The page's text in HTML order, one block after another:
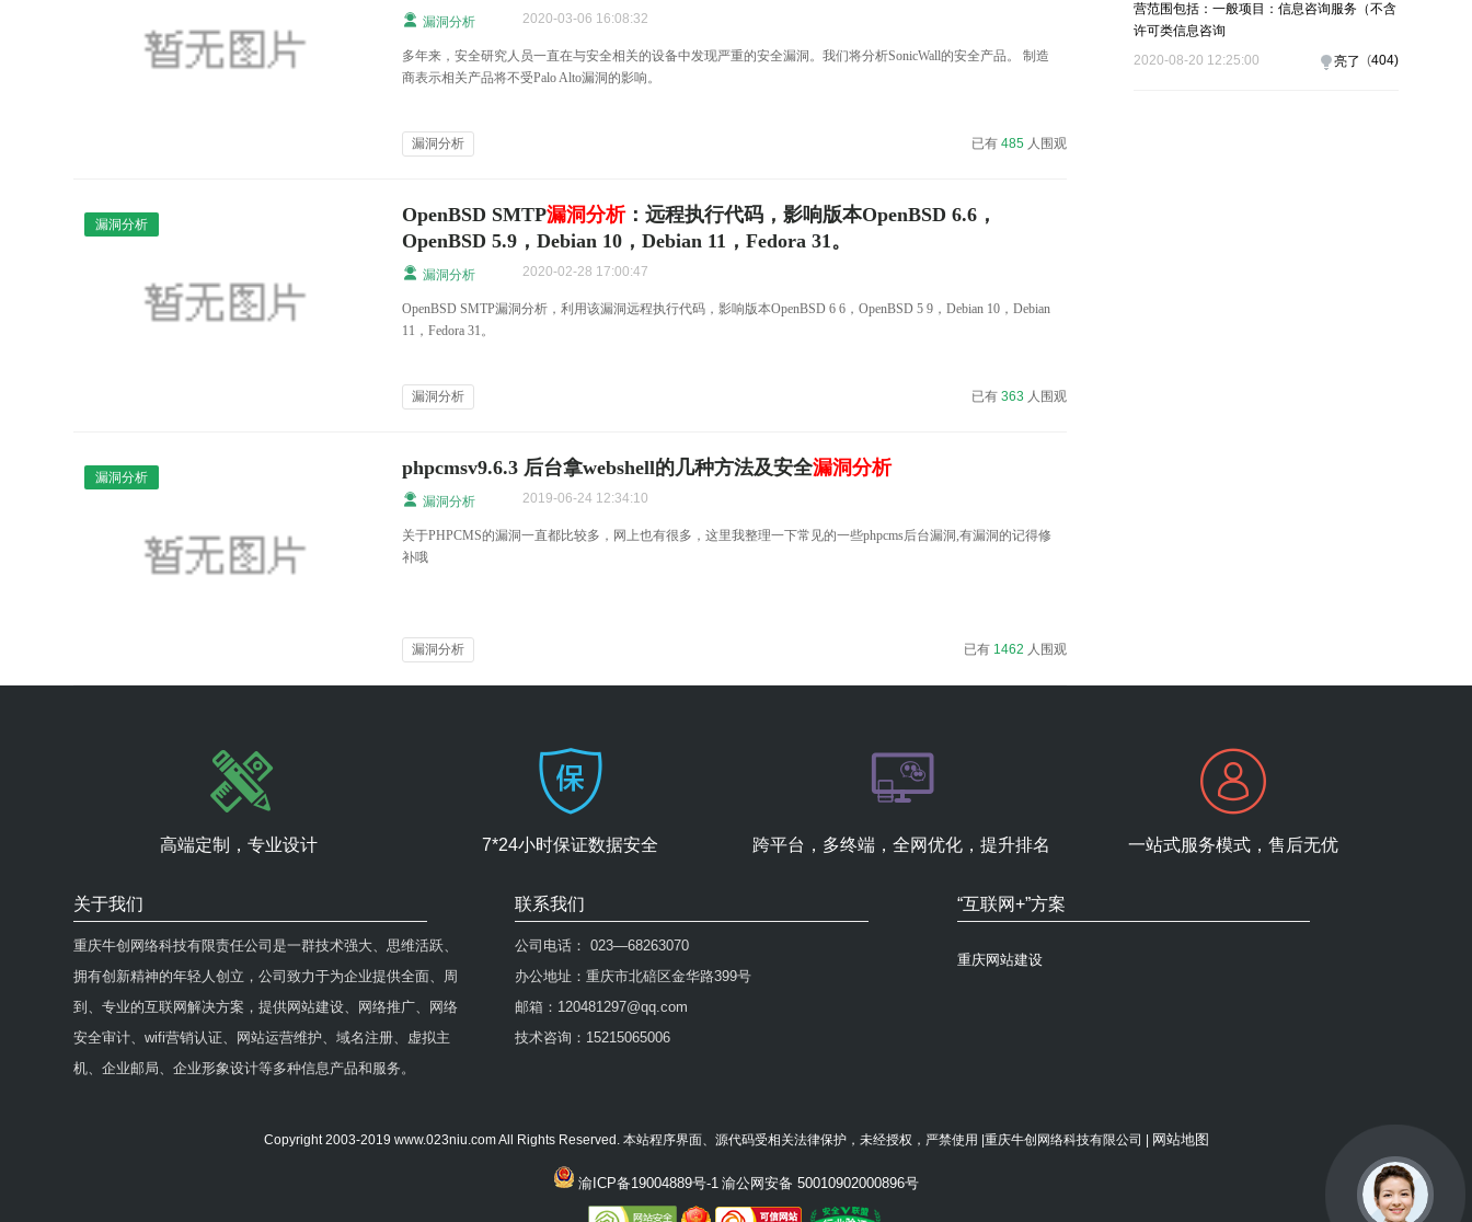
漏洞分析 2020-03-06 16:08:32
多年来，安全研究人员一直在与安全相关的设备中发现严重的安全漏洞。我们将分析SonicWall的安全产品。 制造
商表示相关产品将不受Palo Alto漏洞的影响。
漏洞分析 已有485 人围观
漏洞分析 OpenBSD SMTP漏洞分析：远程执行代码，影响版本OpenBSD 6.6，
OpenBSD 5.9，Debian 10，Debian 11，Fedora 31。
漏洞分析 2020-02-28 17:00:47
OpenBSD SMTP漏洞分析，利用该漏洞远程执行代码，影响版本OpenBSD 6 6，OpenBSD 5 9，Debian 10，Debian
11，Fedora 31。
漏洞分析 已有363 人围观
漏洞分析 phpcmsv9.6.3 后台拿webshell的几种方法及安全漏洞分析
漏洞分析 2019-06-24 12:34:10
关于PHPCMS的漏洞一直都比较多，网上也有很多，这里我整理一下常见的一些phpcms后台漏洞,有漏洞的记得修
补哦
漏洞分析 已有 1462 人围观
营范围包括：一般项目：信息咨询服务（不含
许可类信息咨询
2020-08-20 12:25:00
)
404
(
亮了
高端定制，专业设计 7*24小时保证数据安全 跨平台，多终端，全网优化，提升排名 一站式服务模式，售后无优
关于我们
重庆牛创网络科技有限责任公司是一群技术强大、思维活跃、
拥有创新精神的年轻人创立，公司致力于为企业提供全面、周
到、专业的互联网解决方案，提供网站建设、网络推广、网络
安全审计、wifi营销认证、网站运营维护、域名注册、虚拟主
机、企业邮局、企业形象设计等多种信息产品和服务。
联系我们
公司电话： 023—68263070
办公地址：重庆市北碚区金华路399号
邮箱：120481297@qq.com
技术咨询：15215065006
“互联网+”方案
重庆网站建设
Copyright 2003-2019 www.023niu.com All Rights Reserved. 本站程序界面、源代码受相关法律保护，未经授权，严禁使用 |重庆牛创网络科技有限公司 | 网站地图
渝ICP备19004889号-1 渝公网安备 50010902000896号